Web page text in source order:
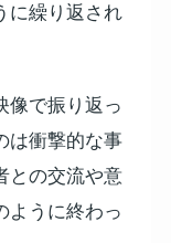
繰り返され
像で振り返っ
は衝撃的な事
との交流や意
ように終わっ